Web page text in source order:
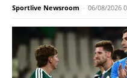
Sportlive Newsroom - 06/08/2026